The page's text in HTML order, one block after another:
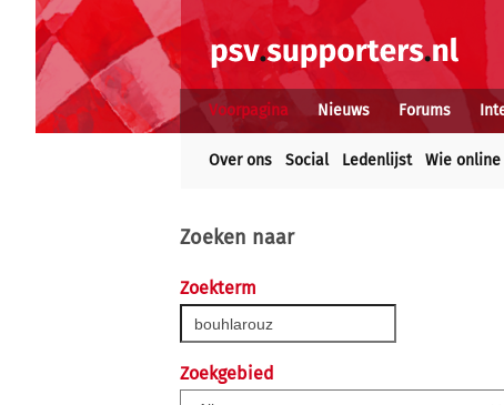
Voorpagina Nieuws Forums
Over ons Social Ledenlijst Wie online
Zoeken naar
Zoekterm
Zoekgebied